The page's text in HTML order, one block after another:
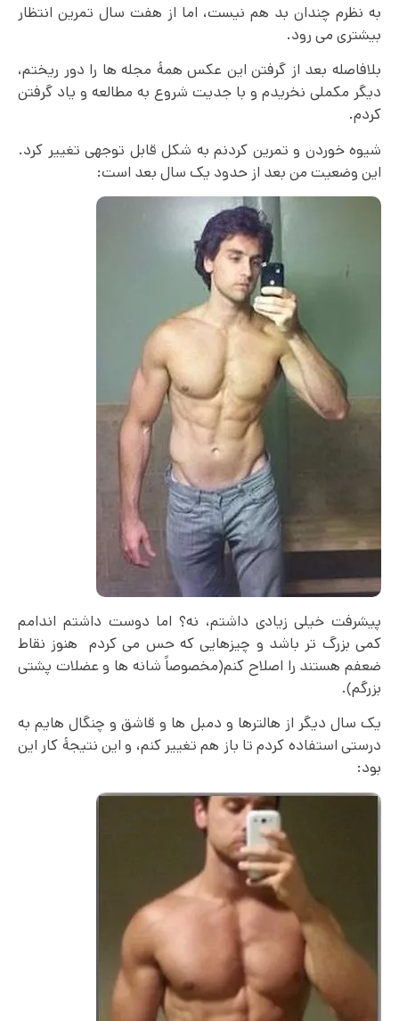
به نظرم چندان بد هم نیست، اما از هفت سال تمرین انتظار
بیشتری می رود.
بلافاصله بعد از گرفتن این عکس همۀ مجله ها را دور ریختم،
دیگر مکملی نخریدم و با جدیت شروع به مطالعه و یاد گرفتن
کردم.
شیوه خوردن و تمرین کردنم به شکل قابل توجهی تغییر کرد.
این وضعیت من بعد از حدود یک سال بعد است:
پیشرفت خیلی زیادی داشتم، نه؟ اما دوست داشتم اندامم
کمی بزرگ تر باشد و چیزهایی که حس می کردم هنوز نقاط
ضعفم هستند را اصلاح کنم(مخصوصاً شانه ها و عضلات پشتی
بزرگم).
یک سال دیگر از هالترها و دمبل ها و قاشق و چنگال هایم به
درستی استفاده کردم تا باز هم تغییر کنم، و این نتیجۀ کار این
بود: